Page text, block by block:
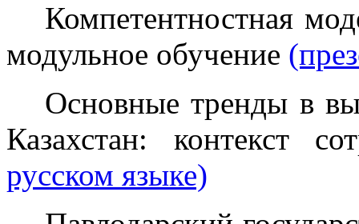
Компетентностная
модульное обучение
Основные тренды в
Казахстан: контекст
русском языке)